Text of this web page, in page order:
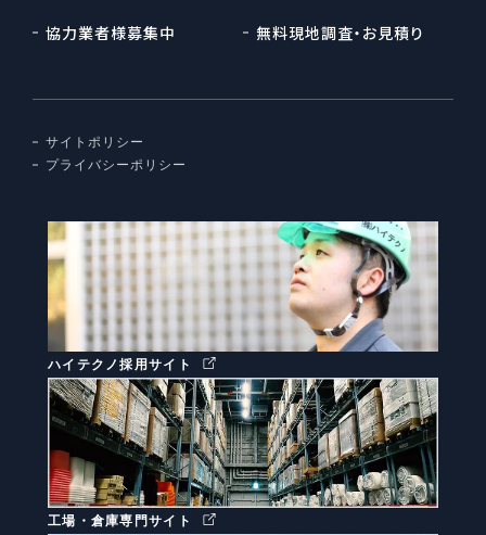
協力業者様募集中 無料現地調査・お見積り
サイトポリシー
プライバシーポリシー
ハイテクノ採用サイト
工場・倉庫専門サイト